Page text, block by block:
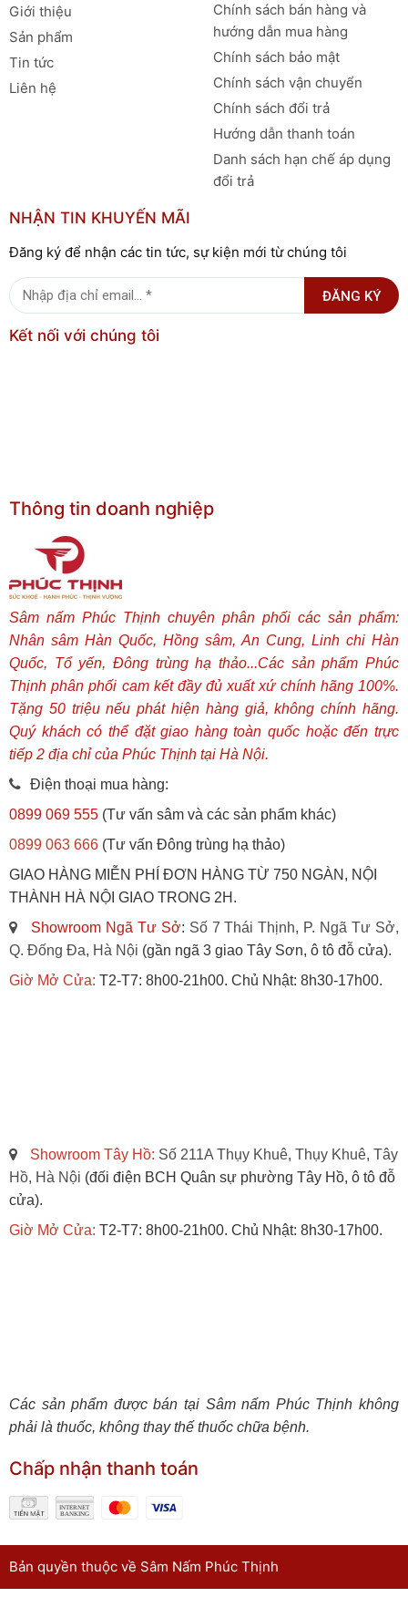
Giới thiệu
Sản phẩm
Tin tức
Liên hệ
Chính sách bán hàng và
hướng dẫn mua hàng
Chính sách bảo mật
Chính sách vận chuyển
Chính sách đổi trả
Hướng dẫn thanh toán
Danh sách hạn chế áp dụng
đổi trả
NHẬN TIN KHUYẾN MÃI
Đăng ký để nhận các tin tức, sự kiện mới từ chúng tôi
ĐĂNG KÝ
Kết nối với chúng tôi
Thông tin doanh nghiệp
Sâm nấm Phúc Thịnh chuyên phân phối các sản phẩm:
Nhân sâm Hàn Quốc, Hồng sâm, An Cung, Linh chi Hàn
Quốc, Tổ yến, Đông trùng hạ thảo...Các sản phẩm Phúc
Thịnh phân phối cam kết đầy đủ xuất xứ chính hãng 100%.
Tặng 50 triệu nếu phát hiện hàng giả, không chính hãng.
Quý khách có thể đặt giao hàng toàn quốc hoặc đến trực
tiếp 2 địa chỉ của Phúc Thịnh tại Hà Nội.
Điện thoại mua hàng:
0899 069 555 (Tư vấn sâm và các sản phẩm khác)
0899 063 666 (Tư vấn Đông trùng hạ thảo)
GIAO HÀNG MIỄN PHÍ ĐƠN HÀNG TỪ 750 NGÀN, NỘI
THÀNH HÀ NỘI GIAO TRONG 2H.
Showroom Ngã Tư Sở: Số 7 Thái Thịnh, P. Ngã Tư Sở,
Q. Đống Đa, Hà Nội (gần ngã 3 giao Tây Sơn, ô tô đỗ cửa).
Giờ Mở Cửa: T2-T7: 8h00-21h00. Chủ Nhật: 8h30-17h00.
Showroom Tây Hồ: Số 211A Thụy Khuê, Thụy Khuê, Tây
Hồ, Hà Nội (đối điện BCH Quân sự phường Tây Hồ, ô tô đỗ
cửa).
Giờ Mở Cửa: T2-T7: 8h00-21h00. Chủ Nhật: 8h30-17h00.
Các sản phẩm được bán tại Sâm nấm Phúc Thịnh không
phải là thuốc, không thay thế thuốc chữa bệnh.
Chấp nhận thanh toán
Bản quyền thuộc về Sâm Nấm Phúc Thịnh